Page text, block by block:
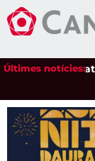
Últimes notícies:
de